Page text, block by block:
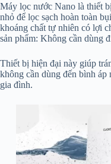
Máy lọc nước Nano là thiết
nhỏ để lọc sạch hoàn toàn
khoáng chất tự nhiên có lợi
sản phẩm: Không cần dùng
Thiết bị hiện đại này giúp
không cần dùng đến bình áp
gia đình.